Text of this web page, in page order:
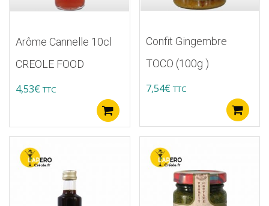
Arôme Cannelle 10cl
CREOLE FOOD
4,53€ TTC
Confit Gingembre
TOCO (100g )
7,54€ TTC